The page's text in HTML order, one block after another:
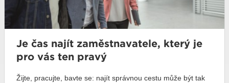
Je čas najít zaměstnavatele, který je
pro vás ten pravý
Žijte, pracujte, bavte se: najít správnou cestu může být tak